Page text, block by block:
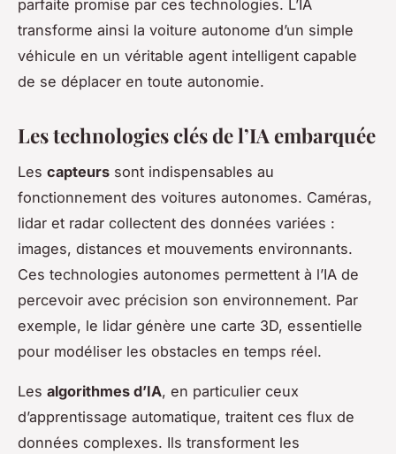
parfaite promise par ces technologies. L’IA
transforme ainsi la voiture autonome d’un simple
véhicule en un véritable agent intelligent capable
de se déplacer en toute autonomie.
Les technologies clés de l’IA embarquée
Les capteurs sont indispensables au
fonctionnement des voitures autonomes. Caméras,
lidar et radar collectent des données variées :
images, distances et mouvements environnants.
Ces technologies autonomes permettent à l’IA de
percevoir avec précision son environnement. Par
exemple, le lidar génère une carte 3D, essentielle
pour modéliser les obstacles en temps réel.
Les algorithmes d’IA, en particulier ceux
d’apprentissage automatique, traitent ces flux de
données complexes. Ils transforment les